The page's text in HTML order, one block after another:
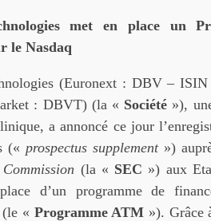
met en place un
le Nasdaq
(Euronext : DBV – ISIN
: DBVT) (la « Société »),
a annoncé ce jour
(« prospectus supplement»)
(la « SEC ») aux
d’un programme de
(le « Programme ATM »). Grâce